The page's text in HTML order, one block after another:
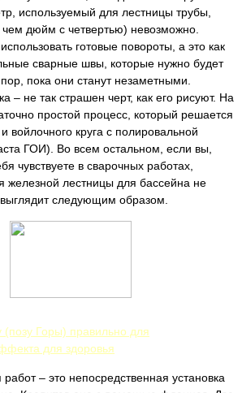
используемый для лестницы трубы,
дюйм с четвертью) невозможно.
готовые повороты, а это как
сварные швы, которые нужно будет
пока они станут незаметными.
– не так страшен черт, как его рисуют. На
простой процесс, который решается
войлочного круга с полировальной
ГОИ). Во всем остальном, если вы,
чувствуете в сварочных работах,
железной лестницы для бассейна не
следующим образом.
Горы) правильно для
для здоровья
– это непосредственная установка